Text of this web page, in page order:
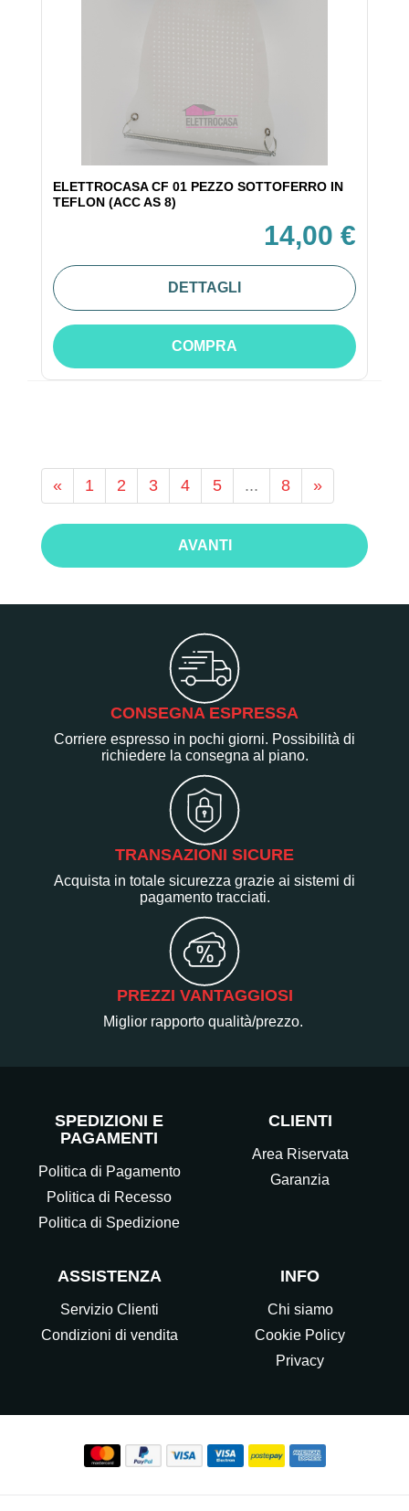
ELETTROCASA CF 01 PEZZO SOTTOFERRO IN
TEFLON (ACC AS 8)
14,00 €
DETTAGLI
COMPRA
« 1 2 3 4 5 ... 8 »
AVANTI
CONSEGNA ESPRESSA
Corriere espresso in pochi giorni. Possibilità di
richiedere la consegna al piano.
TRANSAZIONI SICURE
Acquista in totale sicurezza grazie ai sistemi di
pagamento tracciati.
PREZZI VANTAGGIOSI
Miglior rapporto qualità/prezzo.
SPEDIZIONI E
PAGAMENTI
Politica di Pagamento
Politica di Recesso
Politica di Spedizione
CLIENTI
Area Riservata
Garanzia
ASSISTENZA
Servizio Clienti
Condizioni di vendita
INFO
Chi siamo
Cookie Policy
Privacy